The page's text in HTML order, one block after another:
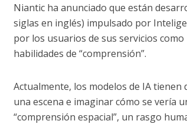
Niantic ha anunciado que están
siglas en inglés) impulsado por
por los usuarios de sus servicios
habilidades de “comprensión”.
Actualmente, los modelos de IA
una escena e imaginar cómo se vería
“comprensión espacial”, un rasgo